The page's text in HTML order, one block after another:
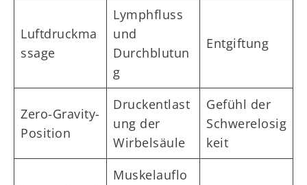
Luftdruckma
ssage
Lymphfluss
und
Durchblutun
g
Entgiftung
Zero-Gravity-
Position
Druckentlast
ung der
Wirbelsäule
Gefühl der
Schwerelosig
keit
Muskelauflo